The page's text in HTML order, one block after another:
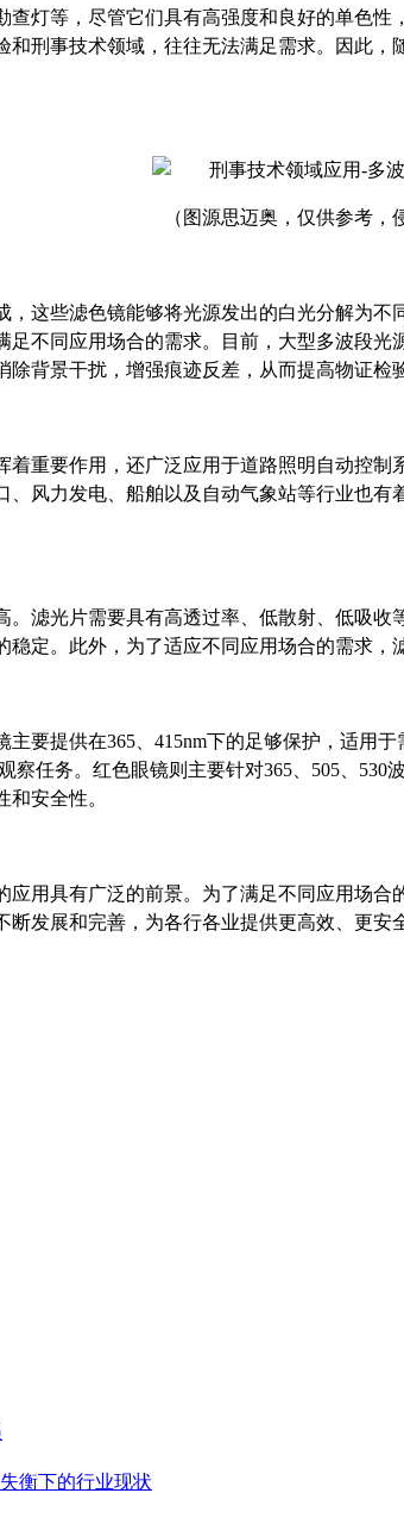
灯等，尽管它们具有高强度和良好的单色
刑事技术领域，往往无法满足需求。因此
（图源思迈奥，仅供参考，
这些滤色镜能够将光源发出的白光分解为
不同应用场合的需求。目前，大型多波段光
背景干扰，增强痕迹反差，从而提高物证检
重要作用，还广泛应用于道路照明自动控
风力发电、船舶以及自动气象站等行业也
滤光片需要具有高透过率、低散射、低吸
定。此外，为了适应不同应用场合的需求，
要提供在365、415nm下的足够保护，适用
察任务。红色眼镜则主要针对365、505、
安全性。
用具有广泛的前景。为了满足不同应用场
发展和完善，为各行各业提供更高效、更安
衡下的行业现状